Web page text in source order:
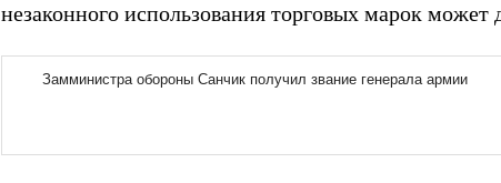
незаконного использования торговых марок может